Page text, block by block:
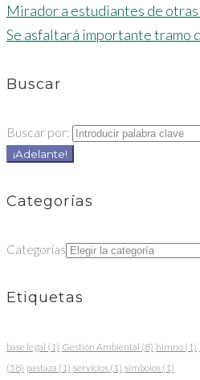
Mirador a estudiantes de
Se asfaltará importante tramo
Buscar
Buscar por:
¡Adelante!
Categorías
Categorías
Etiquetas
base legal (1) Gestión Ambiental (8) himno (1)
(58) pastaza (1) servicios (1) símbolos (1)